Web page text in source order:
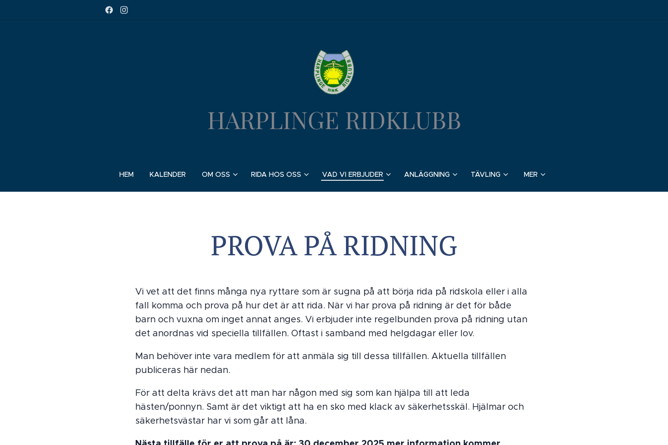
HARPLINGE RIDKLUBB
HEM KALENDER OM OSS RIDA HOS OSS VAD VI ERBJUDER ANLÄGGNING TÄVLING MER
PROVA PÅ RIDNING
Vi vet att det finns många nya ryttare som är sugna på att börja rida på ridskola eller i alla
fall komma och prova på hur det är att rida. När vi har prova på ridning är det för både
barn och vuxna om inget annat anges. Vi erbjuder inte regelbunden prova på ridning utan
det anordnas vid speciella tillfällen. Oftast i samband med helgdagar eller lov.
Man behöver inte vara medlem för att anmäla sig till dessa tillfällen. Aktuella tillfällen
publiceras här nedan.
För att delta krävs det att man har någon med sig som kan hjälpa till att leda
hästen/ponnyn. Samt är det viktigt att ha en sko med klack av säkerhetsskäl. Hjälmar och
säkerhetsvästar har vi som går att låna.